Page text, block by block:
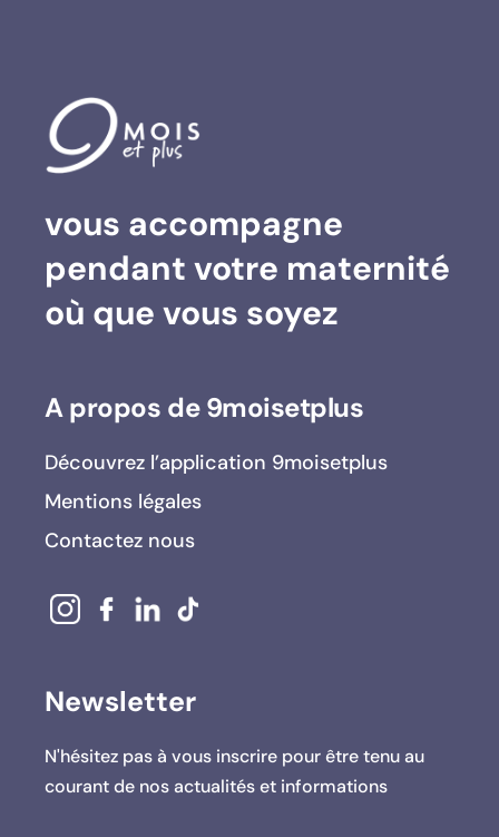
Charger plus… Suivez sur Instagram
vous accompagne
pendant votre maternité
où que vous soyez
A propos de 9moisetplus
Découvrez l’application 9moisetplus
Mentions légales
Contactez nous
Newsletter
N'hésitez pas à vous inscrire pour être tenu au
courant de nos actualités et informations